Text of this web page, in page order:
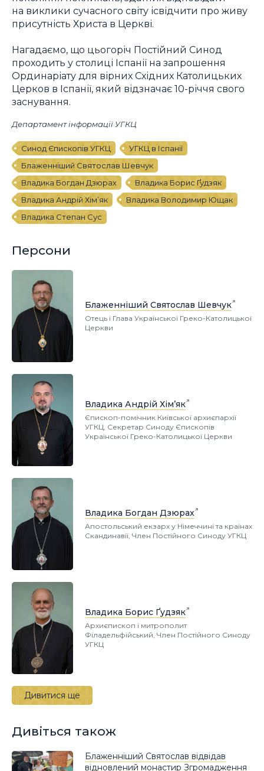
на виклики сучасного світу ісвідчити про живу
присутність Христа в Церкві.
Нагадаємо, що цьогоріч Постійний Синод
проходить у столиці Іспанії на запрошення
Ординаріату для вірних Східних Католицьких
Церков в Іспанії, який відзначає 10-річчя свого
заснування.
Департамент інформації УГКЦ
Синод Єпископів УГКЦ
УГКЦ в Іспанії
Блаженніший Святослав Шевчук
Владика Богдан Дзюрах
Владика Борис Ґудзяк
Владика Андрій Хім’як
Владика Володимир Ющак
Владика Степан Сус
Персони
Блаженніший Святослав Шевчук
Отець і Глава Української Греко-Католицької
Церкви
Владика Андрій Хім’як
Єпископ-помічник Київської архиєпархії
УГКЦ, Секретар Синоду Єпископів
Української Греко-Католицької Церкви
Владика Богдан Дзюрах
Апостольський екзарх у Німеччині та країнах
Скандинавії, Член Постійного Синоду УГКЦ
Владика Борис Ґудзяк
Архиєпископ і митрополит
Філадельфійський, Член Постійного Синоду
УГКЦ
Дивитися ще
Дивіться також
Блаженніший Святослав відвідав
відновлений монастир Згромадження